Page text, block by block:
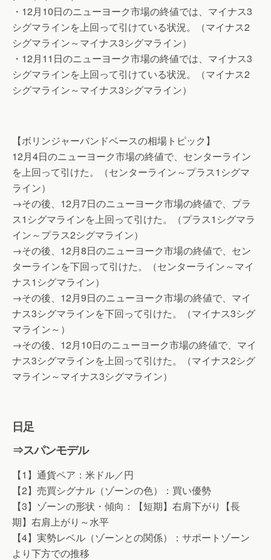
・12月10日のニューヨーク市場の終値では、マイナス3
シグマラインを上回って引けている状況。（マイナス2
シグマライン～マイナス3シグマライン）
・12月11日のニューヨーク市場の終値では、マイナス3
シグマラインを上回って引けている状況。（マイナス2
シグマライン～マイナス3シグマライン）
【ボリンジャーバンドベースの相場トピック】
12月4日のニューヨーク市場の終値で、センターライン
を上回って引けた。（センターライン～プラス1シグマ
ライン）
→その後、12月7日のニューヨーク市場の終値で、プラ
ス1シグマラインを上回って引けた。（プラス1シグマラ
イン～プラス2シグマライン）
→その後、12月8日のニューヨーク市場の終値で、セン
ターラインを下回って引けた。（センターライン～マイ
ナス1シグマライン）
→その後、12月9日のニューヨーク市場の終値で、マイ
ナス3シグマラインを下回って引けた。（マイナス3シグ
マライン～）
→その後、12月10日のニューヨーク市場の終値で、マイ
ナス3シグマラインを上回って引けた。（マイナス2シグ
マライン～マイナス3シグマライン）
日足
⇒スパンモデル
【1】通貨ペア：米ドル／円
【2】売買シグナル（ゾーンの色）：買い優勢
【3】ゾーンの形状・傾向：【短期】右肩下がり【長
期】右肩上がり～水平
【4】実勢レベル（ゾーンとの関係）：サポートゾーン
より下方での推移